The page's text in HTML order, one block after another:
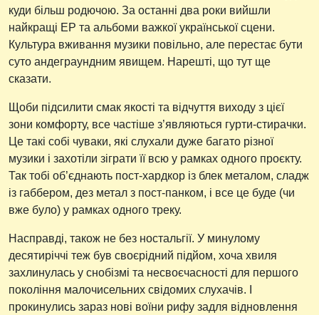
куди більш родючою. За останні два роки вийшли
найкращі ЕР та альбоми важкої української сцени.
Культура вживання музики повільно, але перестає бути
суто андеграундним явищем. Нарешті, що тут ще
сказати.
Щоби підсилити смак якості та відчуття виходу з цієї
зони комфорту, все частіше з’являються гурти-стирачки.
Це такі собі чуваки, які слухали дуже багато різної
музики і захотіли зіграти її всю у рамках одного проєкту.
Так тобі об’єднають пост-хардкор із блек металом, сладж
із габбером, дез метал з пост-панком, і все це буде (чи
вже було) у рамках одного треку.
Насправді, також не без ностальгії. У минулому
десятиріччі теж був своєрідний підйом, хоча хвиля
захлинулась у снобізмі та несвоєчасності для першого
покоління малочисельних свідомих слухачів. І
прокинулись зараз нові воїни рифу задля відновлення